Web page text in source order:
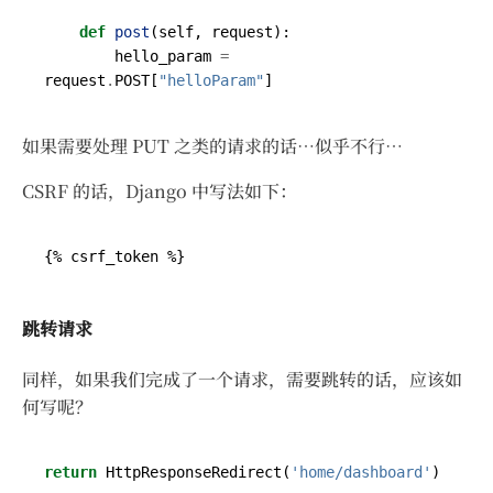
def post (self, request):
hello_param =
request . POST[ "helloParam"]
如果需要处理 PUT 之类的请求的话…似乎不行…
CSRF 的话，Django 中写法如下：
跳转请求
同样，如果我们完成了一个请求，需要跳转的话，应该如
何写呢？
return HttpResponseRedirect ( 'home/dashboard' )